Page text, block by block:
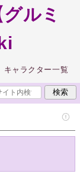
ルミ
キャラクター一覧